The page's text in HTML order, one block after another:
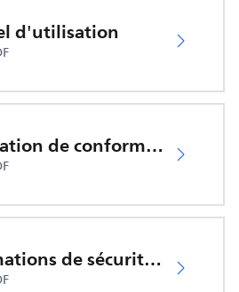
d'utilisation
Déclaration de conformité UE
Informations de sécurité importantes